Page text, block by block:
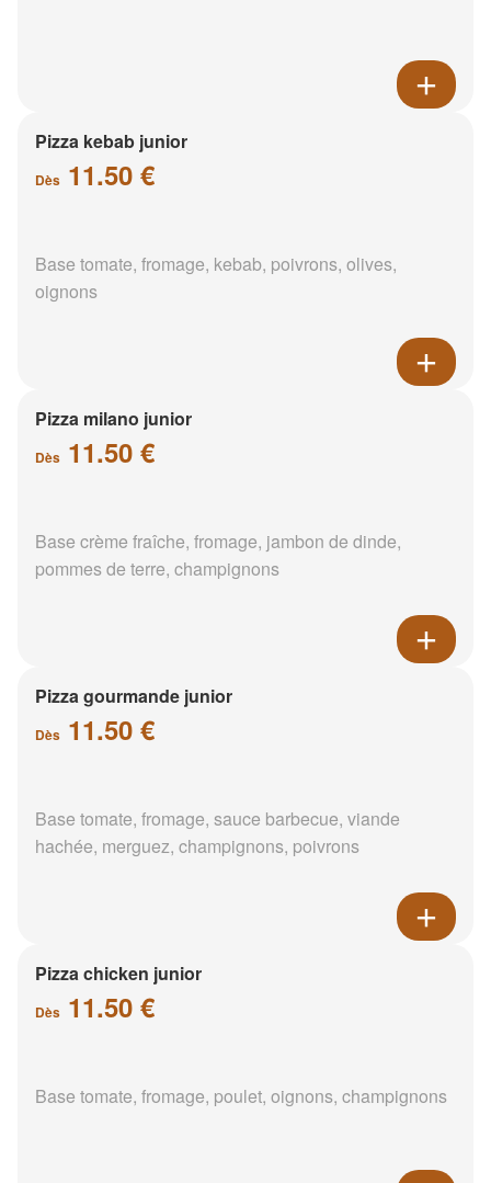
Pizza kebab junior
Dès 11.50 €
Base tomate, fromage, kebab, poivrons, olives,
oignons
Pizza milano junior
Dès 11.50 €
Base crème fraîche, fromage, jambon de dinde,
pommes de terre, champignons
Pizza gourmande junior
Dès 11.50 €
Base tomate, fromage, sauce barbecue, viande
hachée, merguez, champignons, poivrons
Pizza chicken junior
Dès 11.50 €
Base tomate, fromage, poulet, oignons, champignons